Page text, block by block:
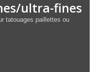
ultra-fines
tatouages paillettes ou